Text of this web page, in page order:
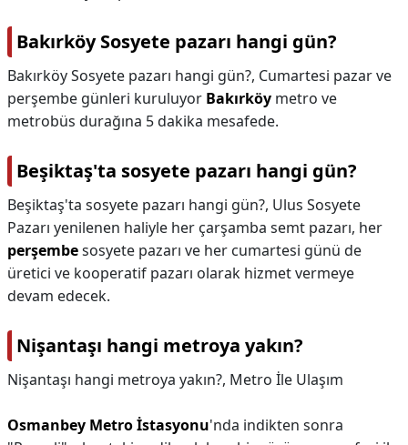
Bakırköy Sosyete pazarı hangi gün?
Bakırköy Sosyete pazarı hangi gün?, Cumartesi pazar ve
perşembe günleri kuruluyor Bakırköy metro ve
metrobüs durağına 5 dakika mesafede.
Beşiktaş'ta sosyete pazarı hangi gün?
Beşiktaş'ta sosyete pazarı hangi gün?, Ulus Sosyete
Pazarı yenilenen haliyle her çarşamba semt pazarı, her
perşembesosyete pazarı ve her cumartesi günü de
üretici ve kooperatif pazarı olarak hizmet vermeye
devam edecek.
Nişantaşı hangi metroya yakın?
Nişantaşı hangi metroya yakın?, Metro İle Ulaşım
Osmanbey Metro İstasyonu'nda indikten sonra